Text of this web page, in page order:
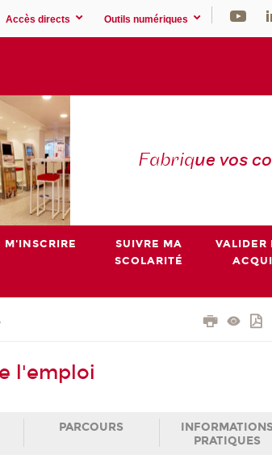
Accès directs Outils numériques
Fabrique vos
M'INSCRIRE
SUIVRE MA
SCOLARITÉ
VALIDER
l'emploi
PARCOURS
INFORMATIONS
PRATIQUES